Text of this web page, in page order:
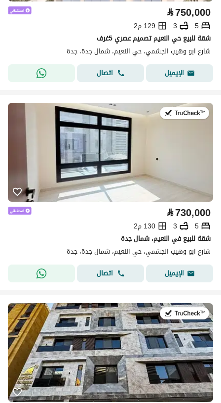
⃁750,000
5
3
129 م2
شقة للبيع حي النعيم تصميم عصري 5غرف
شارع ابو وهيب الجشمي، حي النعيم، شمال جدة، جدة
الإيميل
اتصال
في:25 يوليو 2026
⃁730,000
5
3
130 م2
شقة للبيع في النعيم، شمال جدة
شارع ابو وهيب الجشمي، حي النعيم، شمال جدة، جدة
الإيميل
اتصال
في:14 يوليو 2026